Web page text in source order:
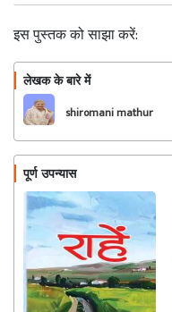
इस पुस्तक को साझा करें:
लेखक के बारे में
shiromani mathur
पूर्ण उपन्यास